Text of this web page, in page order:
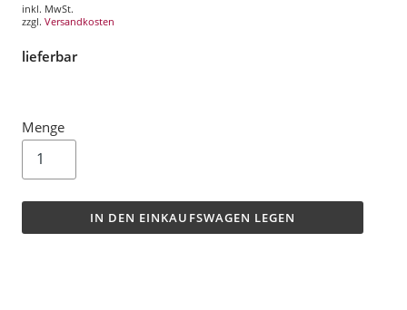
inkl. MwSt.
zzgl. Versandkosten
lieferbar
Menge
IN DEN EINKAUFSWAGEN LEGEN